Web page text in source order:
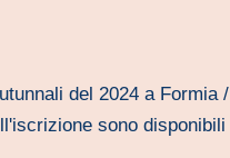
del 2024 a Formia /
sono disponibili